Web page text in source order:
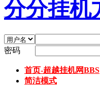
密码
首页-超越挂机网BBS
简洁模式